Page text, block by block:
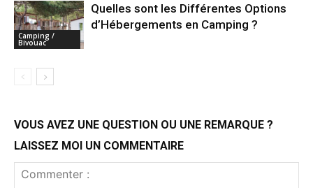
Camping /
Bivouac
Quelles sont les Différentes Options
d’Hébergements en Camping ?
VOUS AVEZ UNE QUESTION OU UNE REMARQUE ?
LAISSEZ MOI UN COMMENTAIRE